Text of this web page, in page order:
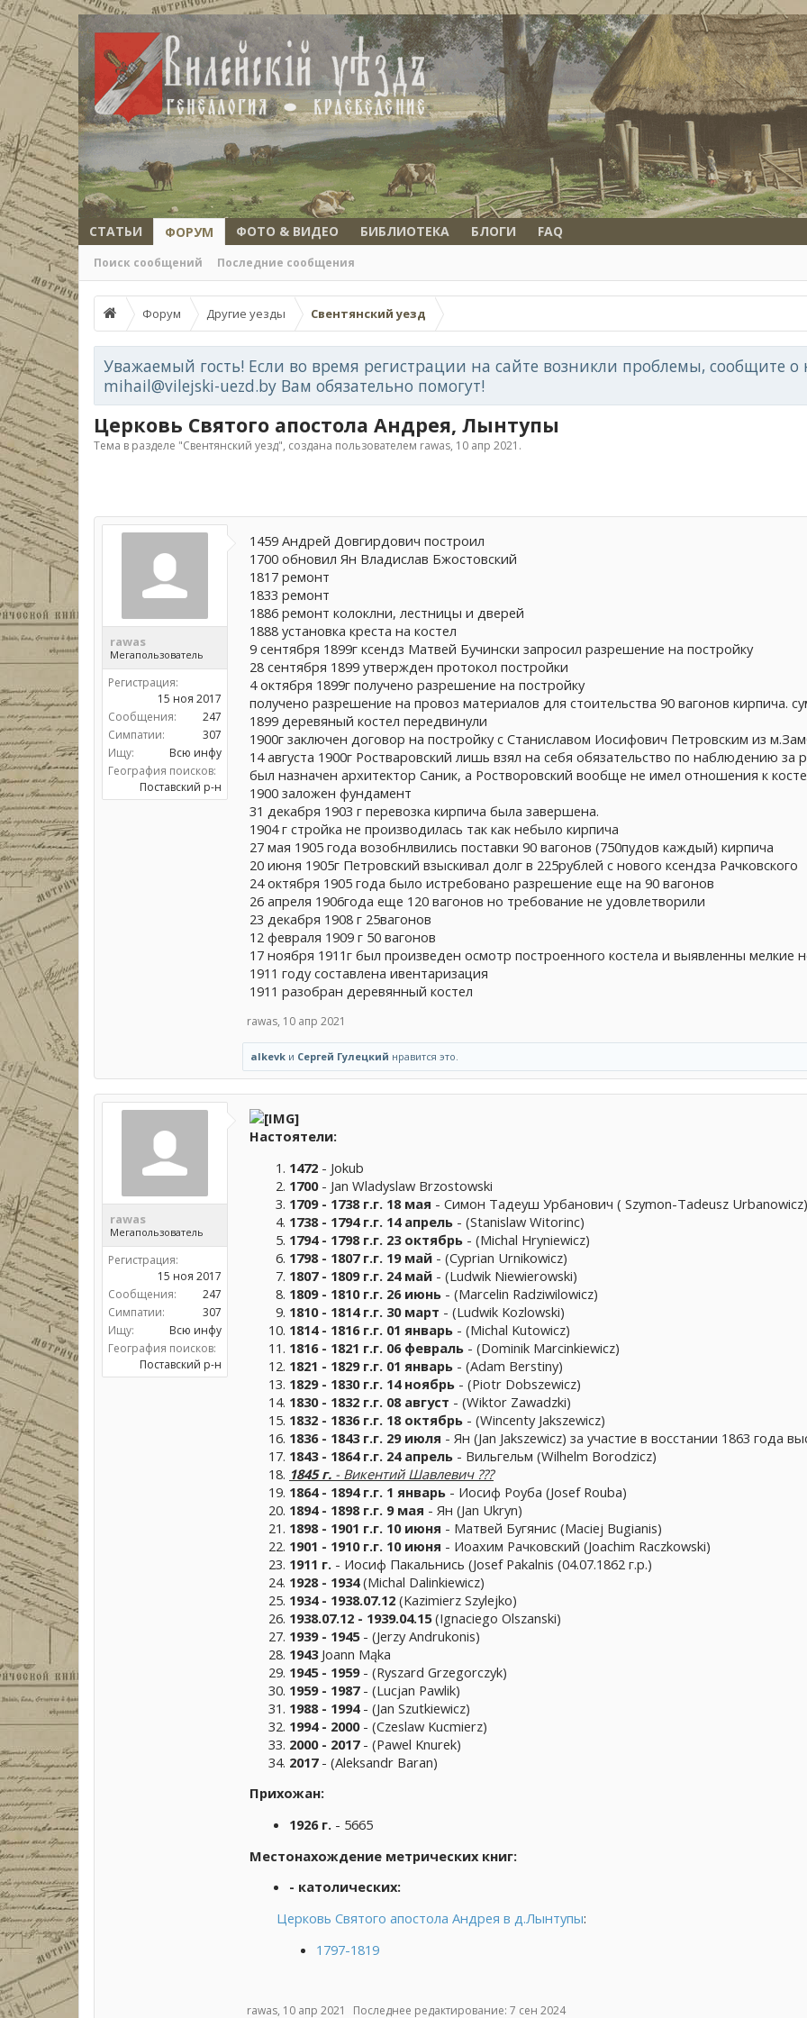
СТАТЬИ ФОРУМ
Поиск сообщений Последние сообщения
ФОТО & ВИДЕО БИБЛИОТЕКА БЛОГИ FAQ
Форум Другие уезды Свентянский уезд
Уважаемый гость! Если во время регистрации на сайте возникли проблемы, сообщите о
mihail@vilejski-uezd.by Вам обязательно помогут!
Церковь Святого апостола Андрея, Лынтупы
Тема в разделе "Свентянский уезд", создана пользователем rawas, 10 апр 2021 .
rawas
Мегапользователь
Регистрация:
15 ноя 2017
Сообщения:
247
Симпатии:
307
Ищу:
Всю инфу
География поисков:
Поставский р-н
1459 Андрей Довгирдович построил
1700 обновил Ян Владислав Бжостовский
1817 ремонт
1833 ремонт
1886 ремонт колоклни, лестницы и дверей
1888 установка креста на костел
9 сентября 1899г ксендз Матвей Бучински запросил разрешение на постройку
28 сентября 1899 утвержден протокол постройки
4 октября 1899г получено разрешение на постройку
получено разрешение на провоз материалов для стоительства 90 вагонов кирпича.
1899 деревяный костел передвинули
1900г заключен договор на постройку с Станиславом Иосифович Петровским из
14 августа 1900г Ростваровский лишь взял на себя обязательство по наблюдению
был назначен архитектор Саник, а Ростворовский вообще не имел отношения к
1900 заложен фундамент
31 декабря 1903 г перевозка кирпича была завершена.
1904 г стройка не производилась так как небыло кирпича
27 мая 1905 года возобнлвились поставки 90 вагонов (750пудов каждый) кирпича
20 июня 1905г Петровский взыскивал долг в 225рублей с нового ксендза Рачковского
24 октября 1905 года было истребовано разрешение еще на 90 вагонов
26 апреля 1906года еще 120 вагонов но требование не удовлетворили
23 декабря 1908 г 25вагонов
12 февраля 1909 г 50 вагонов
17 ноября 1911г был произведен осмотр построенного костела и выявленны мелкие
1911 году составлена ивентаризация
1911 разобран деревянный костел
rawas, 10 апр 2021
alkevk и Сергей Гулецкий нравится это.
rawas
Мегапользователь
Регистрация:
15 ноя 2017
Сообщения:
247
Симпатии:
307
Ищу:
Всю инфу
География поисков:
Поставский р-н
Настоятели:
1472 - Jokub
1700 - Jan Wladyslaw Brzostowski
1709 - 1738 г.г. 18 мая - Симон Тадеуш Урбанович ( Szymon-Tadeusz Urbanowicz)
1738 - 1794 г.г. 14 апрель - (Stanislaw Witorinc)
1794 - 1798 г.г. 23 октябрь - (Michal Hryniewicz)
1798 - 1807 г.г. 19 май - (Cyprian Urnikowicz)
1807 - 1809 г.г. 24 май - (Ludwik Niewierowski)
1809 - 1810 г.г. 26 июнь - (Marcelin Radziwilowicz)
1810 - 1814 г.г. 30 март - (Ludwik Kozlowski)
1814 - 1816 г.г. 01 январь - (Michal Kutowicz)
1816 - 1821 г.г. 06 февраль - (Dominik Marcinkiewicz)
1821 - 1829 г.г. 01 январь - (Adam Berstiny)
1829 - 1830 г.г. 14 ноябрь - (Piotr Dobszewicz)
1830 - 1832 г.г. 08 август - (Wiktor Zawadzki)
1832 - 1836 г.г. 18 октябрь - (Wincenty Jakszewicz)
1836 - 1843 г.г. 29 июля - Ян (Jan Jakszewicz) за участие в восстании 1863 года
1843 - 1864 г.г. 24 апрель - Вильгельм (Wilhelm Borodzicz)
1845 г. - Викентий Шавлевич ???
1864 - 1894 г.г. 1 январь - Иосиф Роуба (Josef Rouba)
1894 - 1898 г.г. 9 мая - Ян (Jan Ukryn)
1898 - 1901 г.г. 10 июня - Матвей Бугянис (Maciej Bugianis)
1901 - 1910 г.г. 10 июня - Иоахим Рачковский (Joachim Raczkowski)
1911 г. - Иосиф Пакальнись (Josef Pakalnis (04.07.1862 г.р.)
1928 - 1934(Michal Dalinkiewicz)
1934 - 1938.07.12 (Kazimierz Szylejko)
1938.07.12 - 1939.04.15(Ignaciego Olszanski)
1939 - 1945 - (Jerzy Andrukonis)
1943Joann Mąka
1945 - 1959 - (Ryszard Grzegorczyk)
1959 - 1987- (Lucjan Pawlik)
1988 - 1994- (Jan Szutkiewicz)
1994 - 2000- (Czeslaw Kucmierz)
2000 - 2017 - (Pawel Knurek)
2017 - (Aleksandr Baran)
Прихожан:
1926 г. - 5665
Местонахождение метрических книг:
- католических:
Церковь Святого апостола Андрея в д.Лынтупы:
1797-1819
rawas, 10 апр 2021 Последнее редактирование: 7 сен 2024